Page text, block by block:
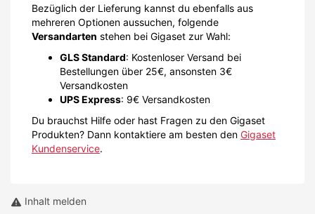
Bezüglich der Lieferung kannst du ebenfalls aus
mehreren Optionen aussuchen, folgende
Versandarten stehen bei Gigaset zur Wahl:
GLS Standard: Kostenloser Versand bei
Bestellungen über 25€, ansonsten 3€
Versandkosten
UPS Express: 9€ Versandkosten
Du brauchst Hilfe oder hast Fragen zu den Gigaset
Produkten? Dann kontaktiere am besten den Gigaset
Kundenservice.
Inhalt melden